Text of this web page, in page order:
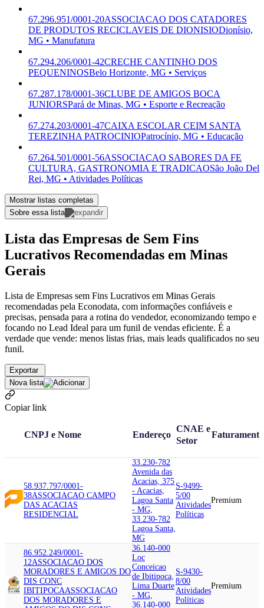
67.296.951/0001-20ASSOCIACAO DOS CATADORES
DE PRODUTOS RECICLAVEIS DE DIONISIODionísio,
MG • Manufatura
67.294.206/0001-42CRECHE CANTINHO DOS
PEQUENINOSBelo Horizonte, MG • Serviços
67.287.178/0001-36CLUBE DE AMIGOS BOCA
JUNIORSPará de Minas, MG • Esporte e Recreação
67.274.203/0001-47CAIXA ESCOLAR CEIM SANTA
TEREZINHA PATROCINIOPatrocínio, MG • Educação
67.264.501/0001-56ASSOCIACAO SABORES DA FE
CULTURA, GASTRONOMIA E TRADICAOSão João Del
Rei, MG • Atividades Políticas
Mostrar listas completas
Sobre essa lista
Lista das Empresas de Sem Fins
Lucrativos Recomendadas em Minas
Gerais
Lista de Empresas sem Fins Lucrativos em Minas Gerais
recomendadas pela Econodata, com informações confiáveis e
precisas, pensada para a rotina do vendedor, economizando tempo e
focando no Lead Ideal para um funil de vendas eficiente. É a
verdade que vende: menos listas frias, mais leads qualificados no seu
funil.
Exportar
Nova lista
Copiar link
CNPJ e Nome Endereço
CNAE e
Setor
Faturamento
58.937.797/0001-
38ASSOCIACAO CAMPO
DAS ACACIAS
RESIDENCIAL
33.230-782
Avenida das
Acacias, 375
- Acacias,
Lagoa Santa
- MG,
33.230-782
Lagoa Santa,
MG
S-9499-
5/00
Atividades
Políticas
Premium
86.952.249/0001-
12ASSOCIACAO DOS
MORADORES E AMIGOS DO
DIS CONC
IBITIPOCAASSOCIACAO
DOS MORADORES E
36.140-000
Loc
Conceicao
de Ibitipoca,
Lima Duarte
- MG,
36.140-000
S-9430-
8/00
Atividades
Políticas
Premium